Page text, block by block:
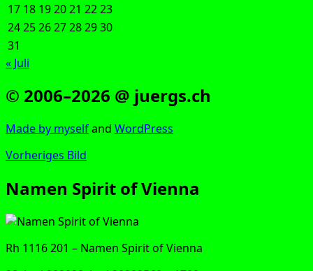
17 18 192021 2223
24252627282930
31
« Juli
© 2006–2026 @ juergs.ch
Made by mys­elfand Word­Press
Vorheriges Bild
Namen Spirit of Vienna
Rh 1116 201 – Namen Spi­rit of Vienna